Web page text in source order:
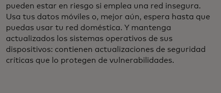
pueden estar en riesgo si emplea una red insegura.
Usa tus datos móviles o, mejor aún, espera hasta que
puedas usar tu red doméstica. Y mantenga
actualizados los sistemas operativos de sus
dispositivos: contienen actualizaciones de seguridad
críticas que lo protegen de vulnerabilidades.